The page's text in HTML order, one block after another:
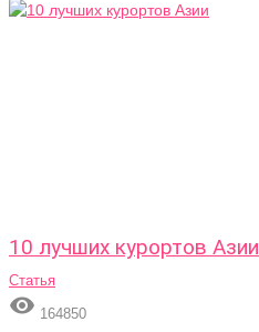
10 лучших курортов Азии
Статья
 164850